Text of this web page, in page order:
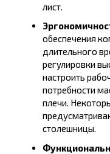
лист.
обеспечения
длительного
регулировки
настроить
потребности
плечи.
столешницы.